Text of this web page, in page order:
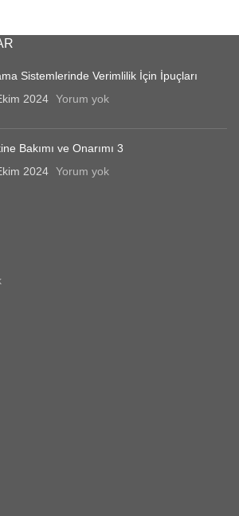
Sistemlerinde Verimlilik İçin İpuçları
2024 Yorum yok
Bakımı ve Onarımı 3
2024 Yorum yok